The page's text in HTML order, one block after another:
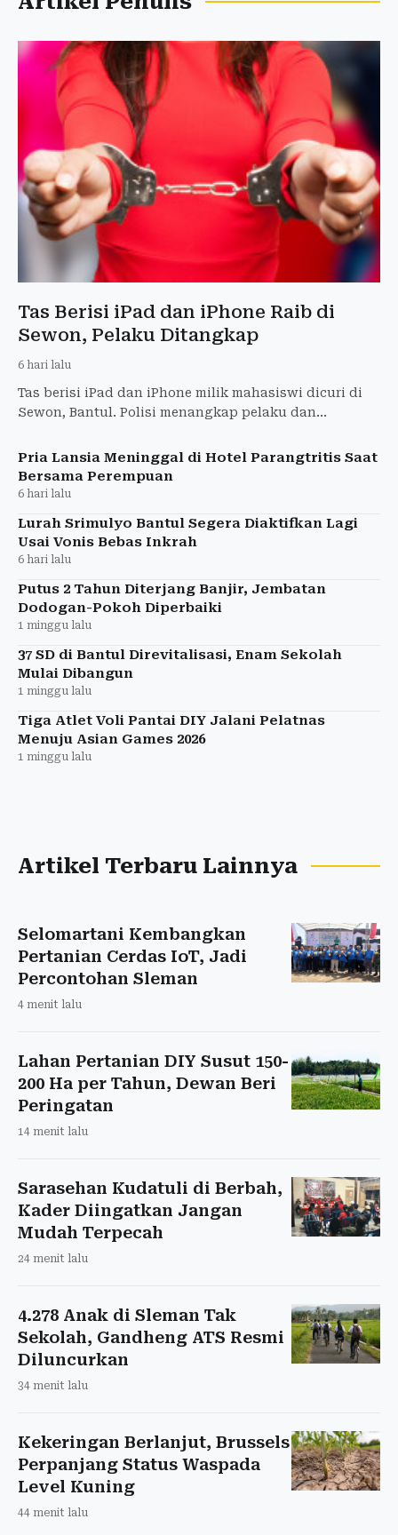
Tas Berisi iPad dan iPhone Raib di
Sewon, Pelaku Ditangkap
6 hari lalu
Tas berisi iPad dan iPhone milik mahasiswi dicuri di
Sewon, Bantul. Polisi menangkap pelaku dan
Pria Lansia Meninggal di Hotel Parangtritis Saat
Bersama Perempuan
6 hari lalu
Lurah Srimulyo Bantul Segera Diaktifkan Lagi
Usai Vonis Bebas Inkrah
6 hari lalu
Putus 2 Tahun Diterjang Banjir, Jembatan
Dodogan-Pokoh Diperbaiki
1 minggu lalu
37 SD di Bantul Direvitalisasi, Enam Sekolah
Mulai Dibangun
1 minggu lalu
Tiga Atlet Voli Pantai DIY Jalani Pelatnas
Menuju Asian Games 2026
1 minggu lalu
Artikel Terbaru Lainnya
Selomartani Kembangkan
Pertanian Cerdas IoT, Jadi
Percontohan Sleman
4 menit lalu
Lahan Pertanian DIY Susut 150-
200 Ha per Tahun, Dewan Beri
Peringatan
14 menit lalu
Sarasehan Kudatuli di Berbah,
Kader Diingatkan Jangan
Mudah Terpecah
24 menit lalu
4.278 Anak di Sleman Tak
Sekolah, Gandheng ATS Resmi
Diluncurkan
34 menit lalu
Kekeringan Berlanjut, Brussels
Perpanjang Status Waspada
Level Kuning
44 menit lalu